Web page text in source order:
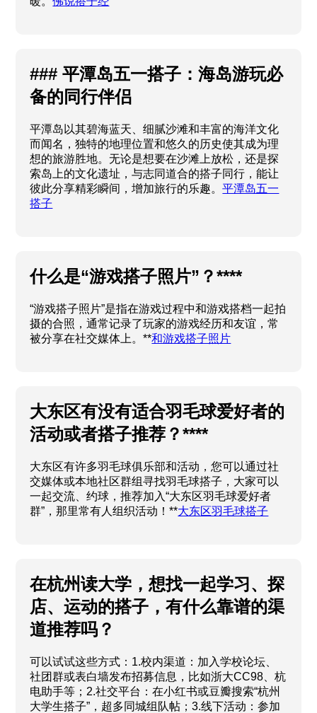
### 平潭岛五一搭子：海岛游玩必
备的同行伴侣
平潭岛以其碧海蓝天、细腻沙滩和丰富的海洋文化
而闻名，独特的地理位置和悠久的历史使其成为理
想的旅游胜地。无论是想要在沙滩上放松，还是探
索岛上的文化遗址，与志同道合的搭子同行，能让
彼此分享精彩瞬间，增加旅行的乐趣。平潭岛五一
搭子
什么是“游戏搭子照片”？****
“游戏搭子照片”是指在游戏过程中和游戏搭档一起拍
摄的合照，通常记录了玩家的游戏经历和友谊，常
被分享在社交媒体上。**和游戏搭子照片
大东区有没有适合羽毛球爱好者的
活动或者搭子推荐？****
大东区有许多羽毛球俱乐部和活动，您可以通过社
交媒体或本地社区群组寻找羽毛球搭子，大家可以
一起交流、约球，推荐加入“大东区羽毛球爱好者
群”，那里常有人组织活动！**大东区羽毛球搭子
在杭州读大学，想找一起学习、探
店、运动的搭子，有什么靠谱的渠
道推荐吗？
可以试试这些方式：1.校内渠道：加入学校论坛、
社团群或表白墙发布招募信息，比如浙大CC98、杭
电助手等；2.社交平台：在小红书或豆瓣搜索“杭州
大学生搭子”，超多同城组队帖；3.线下活动：参加